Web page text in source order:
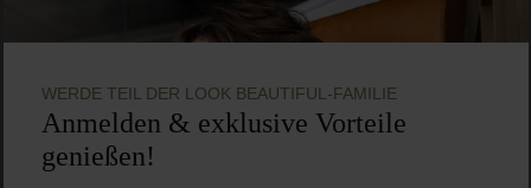
WERDE TEIL DER LOOK BEAUTIFUL-FAMILIE
Anmelden & exklusive Vorteile
genießen!